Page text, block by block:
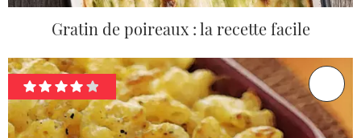
Gratin de poireaux : la recette facile